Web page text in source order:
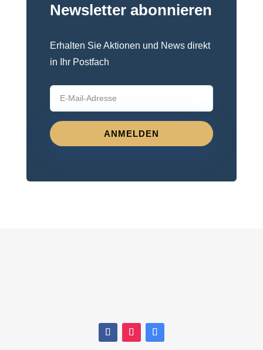
Newsletter abonnieren
Erhalten Sie Aktionen und News direkt
in Ihr Postfach
ANMELDEN